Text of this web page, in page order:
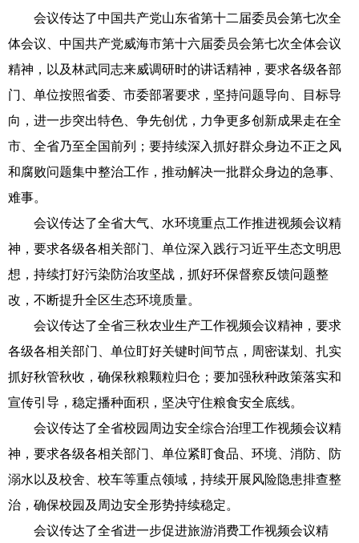
会议传达了中国共产党山东省第十二届委员会第七次全
体会议、中国共产党威海市第十六届委员会第七次全体会议
精神，以及林武同志来威调研时的讲话精神，要求各级各部
门、单位按照省委、市委部署要求，坚持问题导向、目标导
向，进一步突出特色、争先创优，力争更多创新成果走在全
市、全省乃至全国前列；要持续深入抓好群众身边不正之风
和腐败问题集中整治工作，推动解决一批群众身边的急事、
难事。
会议传达了全省大气、水环境重点工作推进视频会议精
神，要求各级各相关部门、单位深入践行习近平生态文明思
想，持续打好污染防治攻坚战，抓好环保督察反馈问题整
改，不断提升全区生态环境质量。
会议传达了全省三秋农业生产工作视频会议精神，要求
各级各相关部门、单位盯好关键时间节点，周密谋划、扎实
抓好秋管秋收，确保秋粮颗粒归仓；要加强秋种政策落实和
宣传引导，稳定播种面积，坚决守住粮食安全底线。
会议传达了全省校园周边安全综合治理工作视频会议精
神，要求各级各相关部门、单位紧盯食品、环境、消防、防
溺水以及校舍、校车等重点领域，持续开展风险隐患排查整
治，确保校园及周边安全形势持续稳定。
会议传达了全省进一步促进旅游消费工作视频会议精